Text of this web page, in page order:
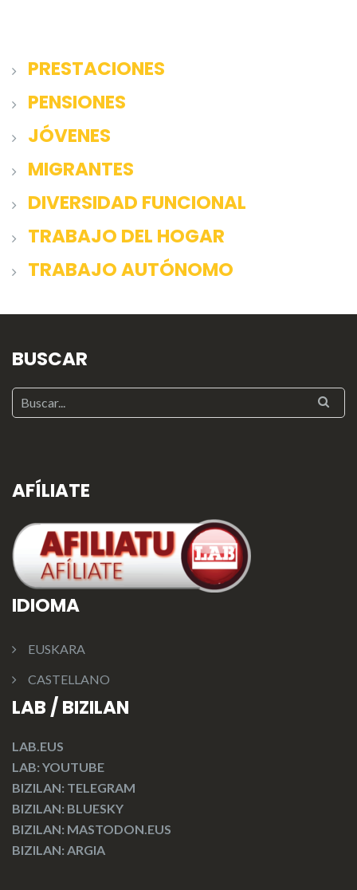
PRESTACIONES
PENSIONES
JÓVENES
MIGRANTES
DIVERSIDAD FUNCIONAL
TRABAJO DEL HOGAR
TRABAJO AUTÓNOMO
BUSCAR
AFÍLIATE
IDIOMA
EUSKARA
CASTELLANO
LAB / BIZILAN
LAB.EUS
LAB: YOUTUBE
BIZILAN: TELEGRAM
BIZILAN: BLUESKY
BIZILAN: MASTODON.EUS
BIZILAN: ARGIA